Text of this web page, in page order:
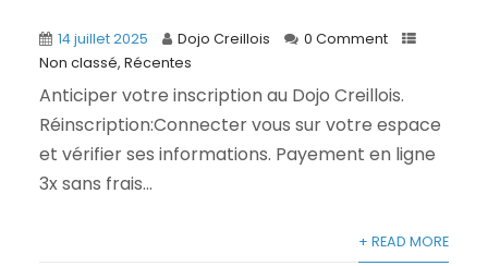
14 juillet 2025 Dojo Creillois
0 Comment
Non classé, Récentes
Anticiper votre inscription au Dojo Creillois.
Réinscription:Connecter vous sur votre espace
et vérifier ses informations. Payement en ligne
3x sans frais...
+ READ MORE